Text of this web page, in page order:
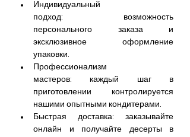
Индивидуальный
подход: возможность
персонального заказа и
эксклюзивное оформление
упаковки.
Профессионализм
мастеров: каждый шаг в
приготовлении контролируется
нашими опытными кондитерами.
Быстрая доставка: заказывайте
онлайн и получайте десерты в